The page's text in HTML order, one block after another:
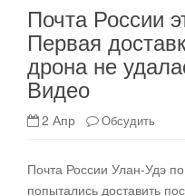
Почта России
Первая
дрона не
Видео
2 Апр Обсудить
Почта России Улан-Удэ
попытались доставить